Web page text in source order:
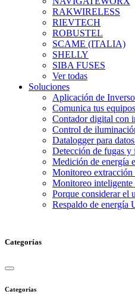
RAKWIRELESS
RIEVTECH
ROBUSTEL
SCAME (ITALIA)
SHELLY
SIBA FUSES
Ver todas
Soluciones
Aplicación de
Comunica tus
Contador digital con
Control de
Datalogger para
Detección de fugas y
Medición de energía
Monitoreo
Monitoreo inteligente
Porque considerar el
Respaldo de energía
Categorías
Categorías